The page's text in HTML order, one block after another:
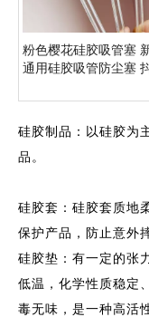
粉色樱花硅胶吸管塞
通用硅胶吸管防尘塞
硅胶制品：以硅胶为
品。
硅胶套：硅胶套质地
保护产品，防止意外
硅胶垫：有一定的张
低温，化学性质稳定
毒无味，是一种高活